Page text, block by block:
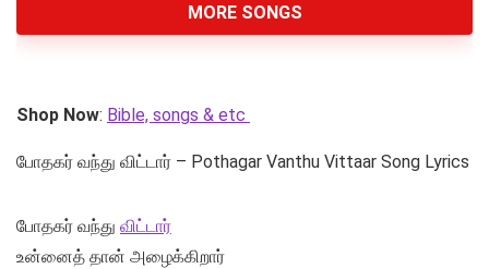
MORE SONGS
Shop Now: Bible, songs & etc
போதகர் வந்து விட்டார் – Pothagar Vanthu Vittaar Song Lyrics
போதகர் வந்து விட்டார்
உன்னைத் தான் அழைக்கிறார்